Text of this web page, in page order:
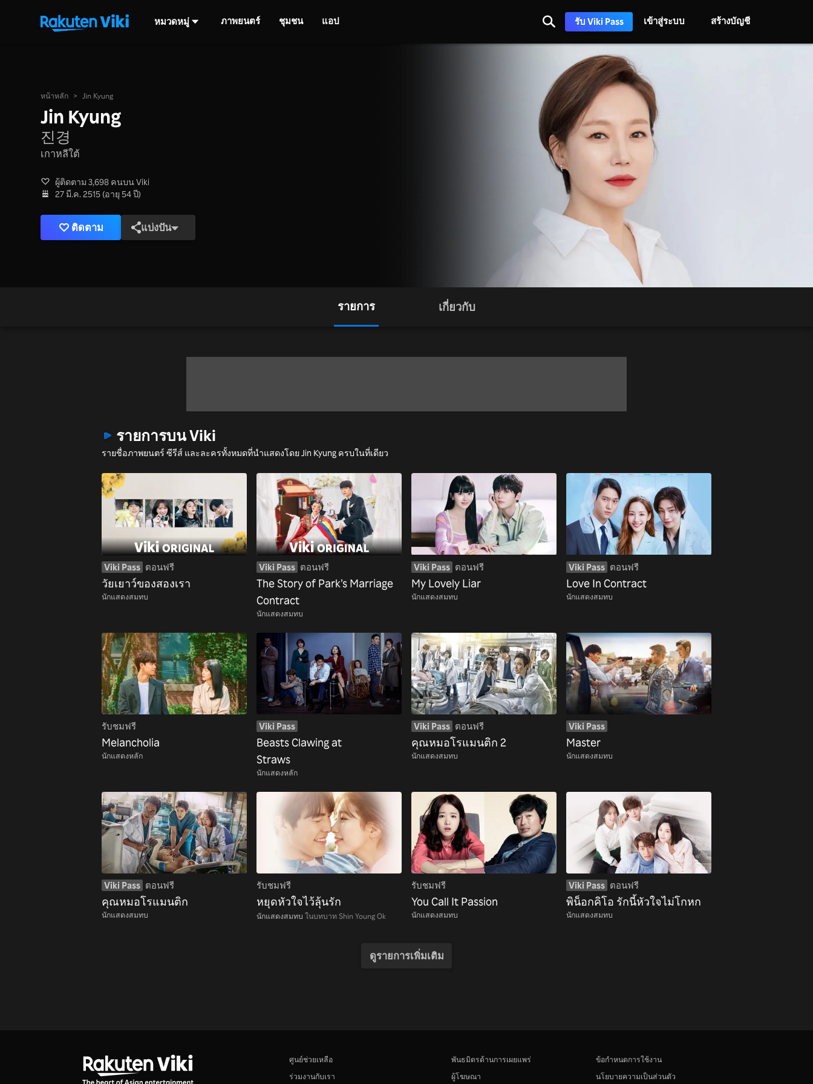
หมวดหมู่ ภาพยนตร์ ชุมชน แอป รับ Viki Pass เข้าสู่ระบบ สร้างบัญชี
หน้าหลัก > Jin Kyung
Jin Kyung
진경
เกาหลีใต้
ผู้ติดตาม 3,698 คนบน Viki
27 มี.ค. 2515 (อายุ 54 ปี)
ติดตาม แบ่งปัน
รายการ เกี่ยวกับ
รายการบน Viki
รายชื่อภาพยนตร์ ซีรีส์ และละครทั้งหมดที่นำแสดงโดย Jin Kyung ครบในที่เดียว
Viki Pass ตอนฟรี
วัยเยาว์ของสองเรา
นักแสดงสมทบ
Viki Pass ตอนฟรี
The Story of Park’s Marriage
Contract
นักแสดงสมทบ
Viki Pass ตอนฟรี
My Lovely Liar
นักแสดงสมทบ
Viki Pass ตอนฟรี
Love In Contract
นักแสดงสมทบ
รับชมฟรี
Melancholia
นักแสดงหลัก
Viki Pass
Beasts Clawing at
Straws
นักแสดงหลัก
Viki Pass ตอนฟรี
คุณหมอโรแมนติก 2
นักแสดงสมทบ
Viki Pass
Master
นักแสดงสมทบ
Viki Pass ตอนฟรี
คุณหมอโรแมนติก
นักแสดงสมทบ
รับชมฟรี
หยุดหัวใจไว้ลุ้นรัก
นักแสดงสมทบ ในบทบาท Shin Young Ok
รับชมฟรี
You Call It Passion
นักแสดงสมทบ
Viki Pass ตอนฟรี
พิน็อกคิโอ รักนี้หัวใจไม่โกหก
นักแสดงสมทบ
ดูรายการเพิ่มเติม
ศูนย์ช่วยเหลือ
ร่วมงานกับเรา
พันธมิตรด้านการเผยแพร่
ผู้โฆษณา
ข้อกำหนดการใช้งาน
นโยบายความเป็นส่วนตัว